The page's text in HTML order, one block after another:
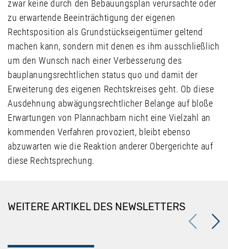
zwar keine durch den Bebauungsplan verursachte oder
zu erwartende Beeinträchtigung der eigenen
Rechtsposition als Grundstückseigentümer geltend
machen kann, sondern mit denen es ihm ausschließlich
um den Wunsch nach einer Verbesserung des
bauplanungsrechtlichen status quo und damit der
Erweiterung des eigenen Rechtskreises geht. Ob diese
Ausdehnung abwägungsrechtlicher Belange auf bloße
Erwartungen von Plannachbarn nicht eine Vielzahl an
kommenden Verfahren provoziert, bleibt ebenso
abzuwarten wie die Reaktion anderer Obergerichte auf
diese Rechtsprechung.
WEITERE ARTIKEL DES NEWSLETTERS
Previous Next